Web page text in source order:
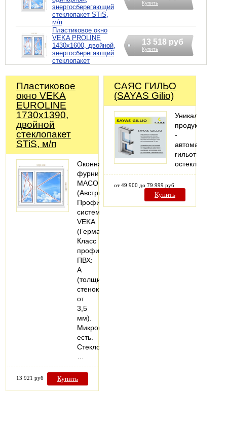
энергосберегающий
стеклопакет STiS,
м/п
Купить
Пластиковое окно
VEKA PROLINE
1430х1600, двойной,
энергосберегающий
стеклопакет
13 518 руб
Купить
Пластиковое
окно VEKA
EUROLINE
1730х1390,
двойной
стеклопакет
STiS, м/п
Оконная
фурнитура
MACO
(Австрия).
Профильная
система:
VEKA
(Германия).
Класс
профиля
ПВХ:
А
(толщина
стенок
от
3,5
мм).
Микропроветривание:
есть.
Стеклопакеты:
13 921 руб Купить
САЯС ГИЛЬО
(SAYAS Gilio)
Уникальный
продукт
-
гильотинное
остекление
от 49 900 до 79 999 руб
Купить